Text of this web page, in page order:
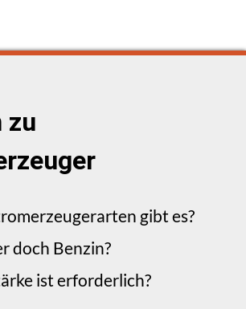
zu
gibt es?
doch Benzin?
ist erforderlich?